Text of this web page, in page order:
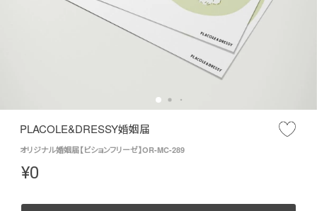
PLACOLE&DRESSY婚姻届
オリジナル婚姻届【ビションフリーゼ】OR-MC-289
¥0